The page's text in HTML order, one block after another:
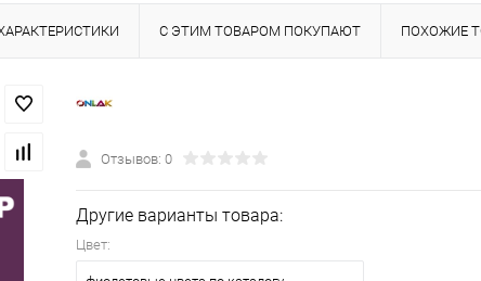
С ЭТИМ ТОВАРОМ ПОКУПАЮТ ПОХОЖИЕ
Отзывов: 0
Другие варианты товара:
Цвет: